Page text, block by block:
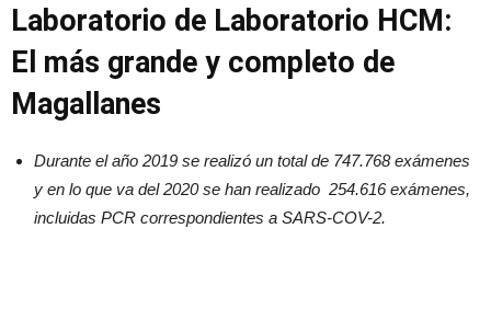
Laboratorio de Laboratorio HCM:
El más grande y completo de
Magallanes
Durante el año 2019 se realizó un total de 747.768 exámenes
y en lo que va del 2020 se han realizado 254.616 exámenes,
incluidas PCR correspondientes a SARS-COV-2.